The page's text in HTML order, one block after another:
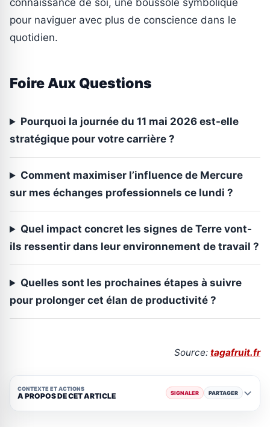
connaissance de soi, une boussole symbolique
pour naviguer avec plus de conscience dans le
quotidien.
Foire Aux Questions
Pourquoi la journée du 11 mai 2026 est-elle
stratégique pour votre carrière ?
Comment maximiser l’influence de Mercure
sur mes échanges professionnels ce lundi ?
Quel impact concret les signes de Terre vont-
ils ressentir dans leur environnement de travail ?
Quelles sont les prochaines étapes à suivre
pour prolonger cet élan de productivité ?
Source: tagafruit.fr
CONTEXTE ET ACTIONS
A PROPOS DE CET ARTICLE SIGNALER PARTAGER